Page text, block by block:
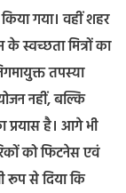
गया। वहीं शहर
स्वच्छता मित्रों का
तपस्या
नहीं, बल्कि
है। आगे भी
को फिटनेस एवं
रूप से दिया कि